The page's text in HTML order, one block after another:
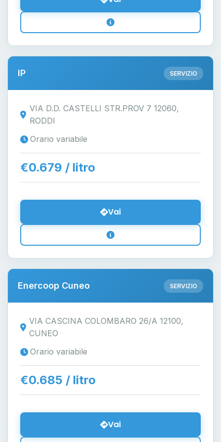
IP SERVIZIO
VIA D.D. CASTELLI STR.PROV 7 12060,
RODDI
Orario variabile
€0.679 / litro
Vai
Enercoop Cuneo SERVIZIO
VIA CASCINA COLOMBARO 26/A 12100,
CUNEO
Orario variabile
€0.685 / litro
Vai